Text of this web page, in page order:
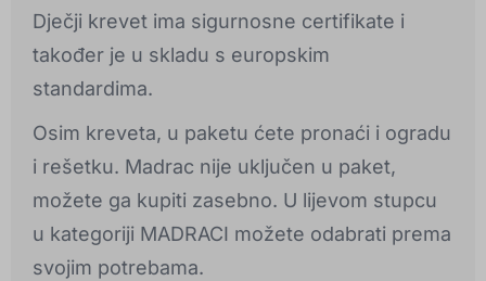
Dječji krevet ima sigurnosne certifikate i
također je u skladu s europskim
standardima.
Osim kreveta, u paketu ćete pronaći i ogradu
i rešetku. Madrac nije uključen u paket,
možete ga kupiti zasebno. U lijevom stupcu
u kategoriji MADRACI možete odabrati prema
svojim potrebama.